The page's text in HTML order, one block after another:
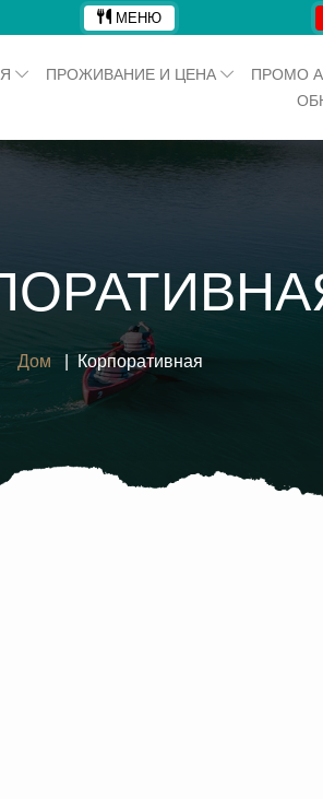
МЕНЮ
ПРОЖИВАНИЕ И ЦЕНА ПРОМО
Дом Корпоративная